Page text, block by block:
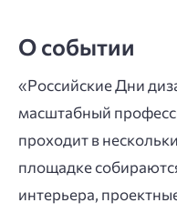
О событии
«Российские Дни
масштабный
проходит в
площадке
интерьера,